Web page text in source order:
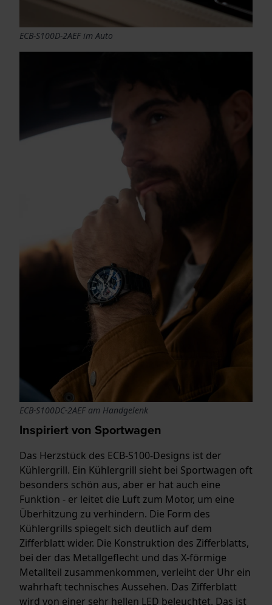
ECB-S100D-2AEF im Auto
ECB-S100DC-2AEF am Handgelenk
Inspiriert von Sportwagen
Das Herzstück des ECB-S100-Designs ist der
Kühlergrill. Ein Kühlergrill sieht bei Sportwagen oft
besonders schön aus, aber er hat auch eine
Funktion - er leitet die Luft zum Motor, um eine
Überhitzung zu verhindern. Die Form des
Kühlergrills spiegelt sich deutlich auf dem
Zifferblatt wider. Die Konstruktion des Zifferblatts,
bei der das Metallgeflecht und das X-förmige
Metallteil zusammenkommen, verleiht der Uhr ein
wahrhaft technisches Aussehen. Das Zifferblatt
wird von einer sehr hellen LED beleuchtet. Das ist